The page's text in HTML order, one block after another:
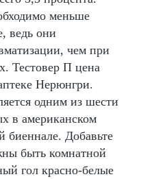
меньше
ведь они
чем при
Тестовер П цена
Нерюнгри.
одним из шести
в американском
биеннале. Добавьте
быть комнатной
гол красно-белые